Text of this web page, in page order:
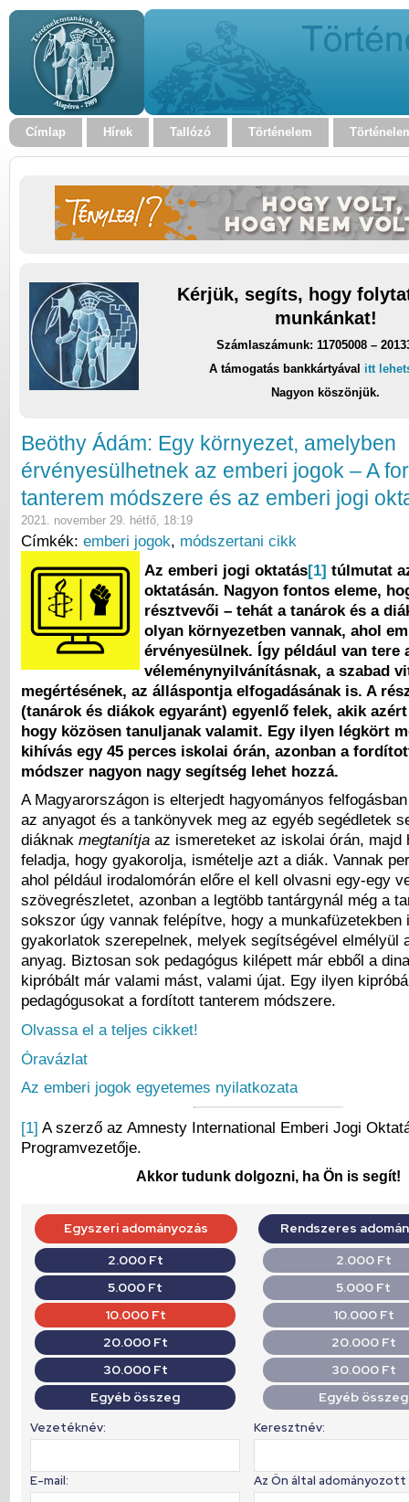
Címlap Hírek Tallózó Történelem
Kérjük, segíts, hogy
munkánkat!
Számlaszámunk: 11705008 –
A támogatás bankkártyával itt
Nagyon köszönjük.
Beöthy Ádám: Egy környezet, amelyben
érvényesülhetnek az emberi jogok – A
tanterem módszere és az emberi jogi
2021. november 29. hétfő, 18:19
Címkék: emberi jogok, módszertani cikk
Az emberi jogi oktatás[1] túlmutat
oktatásán. Nagyon fontos eleme,
résztvevői – tehát a tanárok és a
olyan környezetben vannak, ahol
érvényesülnek. Így például van tere
véleménynyilvánításnak, a szabad
megértésének, az álláspontja elfogadásának is. A
(tanárok és diákok egyaránt) egyenlő felek, akik
hogy közösen tanuljanak valamit. Egy ilyen légkört
kihívás egy 45 perces iskolai órán, azonban a
módszer nagyon nagy segítség lehet hozzá.
A Magyarországon is elterjedt hagyományos
az anyagot és a tankönyvek meg az egyéb segédletek
diáknak megtanítja az ismereteket az iskolai órán, majd
feladja, hogy gyakorolja, ismételje azt a diák. Vannak
ahol például irodalomórán előre el kell olvasni egy-egy
szövegrészletet, azonban a legtöbb tantárgynál még a
sokszor úgy vannak felépítve, hogy a munkafüzetekben
gyakorlatok szerepelnek, melyek segítségével elmélyül
anyag. Biztosan sok pedagógus kilépett már ebből a
kipróbált már valami mást, valami újat. Egy ilyen
pedagógusokat a fordított tanterem módszere.
Olvassa el a teljes cikket!
Óravázlat
Az emberi jogok egyetemes nyilatkozata
[1] A szerző az Amnesty International Emberi Jogi
Programvezetője.
Akkor tudunk dolgozni, ha Ön is segít!